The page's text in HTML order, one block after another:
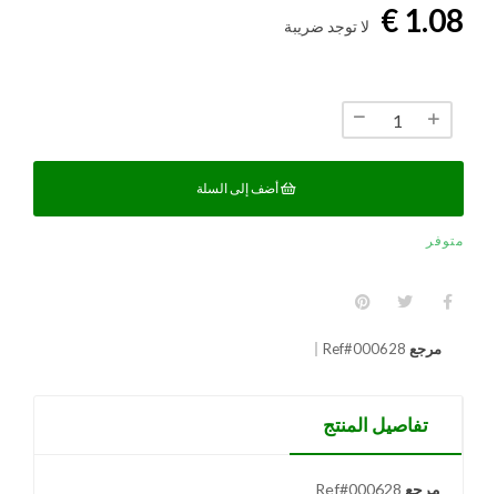
1.08 €
لا توجد ضريبة
أضف إلى السلة
متوفر
مرجع Ref#000628
تفاصيل المنتج
مرجع Ref#000628